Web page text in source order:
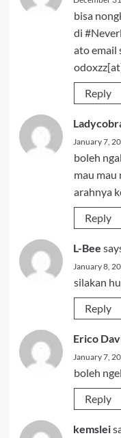
bisa
di
ato email
Reply
January 7,
boleh
mau mau
arahnya
Reply
L-Bee
January 8,
silakan
Reply
Erico
January 7,
boleh
Reply
kemslei